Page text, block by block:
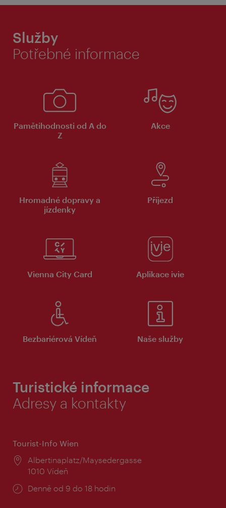
Služby
Potřebné informace
Pamětihodnosti od A do
Z
Akce
Hromadné dopravy a
jízdenky
Příjezd
Vienna City Card Aplikace ivie
Bezbariérová Vídeň Naše služby
Turistické informace
Adresy a kontakty
Tourist-Info Wien
Místo:
Albertinaplatz/Maysedergasse
1010 Vídeň
Provozní
Denně od 9 do 18 hodin